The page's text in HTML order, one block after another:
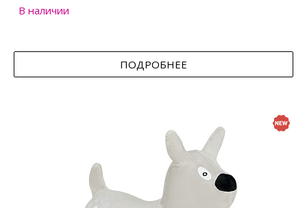
В наличии
ПОДРОБНЕЕ